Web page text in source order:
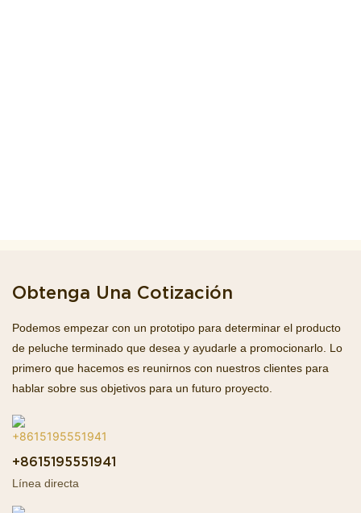
Obtenga Una Cotización
Podemos empezar con un prototipo para determinar el producto
de peluche terminado que desea y ayudarle a promocionarlo. Lo
primero que hacemos es reunirnos con nuestros clientes para
hablar sobre sus objetivos para un futuro proyecto.
+8615195551941
Línea directa